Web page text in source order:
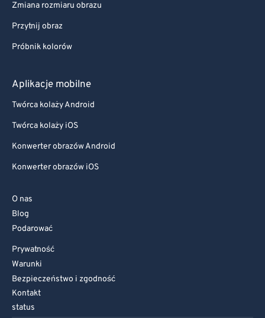
Zmiana rozmiaru obrazu
Przytnij obraz
Próbnik kolorów
Aplikacje mobilne
Twórca kolaży Android
Twórca kolaży iOS
Konwerter obrazów Android
Konwerter obrazów iOS
O nas
Blog
Podarować
Prywatność
Warunki
Bezpieczeństwo i zgodność
Kontakt
status